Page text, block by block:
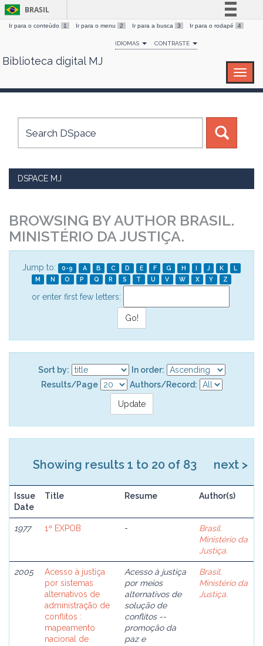
Skip
BRASIL
Simplifique!
Comunica BR
Canais
Ir para o conteúdo 1 Ir para o menu 2 Ir para a busca 3 Ir para o rodapé 4
IDIOMAS CONTRASTE
Biblioteca digital MJ
DSPACE MJ
BROWSING BY AUTHOR BRASIL.
MINISTÉRIO DA JUSTIÇA.
Jump to: 0-9 A B C D E F G H I J K
L
M
N O P Q R S T U V W X Y Z
or enter first few letters:
Sort by:
In order:
Results/Page
Authors/Record:
Showing results 1 to 20 of 83 next >
Issue
Date
Title Resume Author(s)
1977 1ª EXPOB -
Brasil.
Ministério da
Justiça.
2005
Acesso à justiça
por sistemas
alternativos de
administração de
conflitos :
mapeamento
nacional de
Acesso à justiça
por meios
alternativos de
solução de
conflitos --
promoção da
paz e
Brasil.
Ministério da
Justiça.